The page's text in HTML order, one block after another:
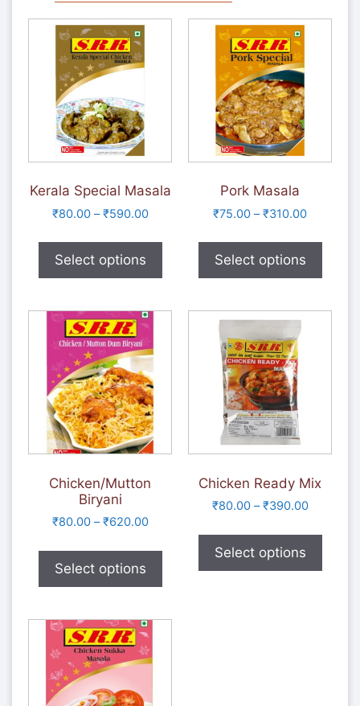
Kerala Special Masala
₹80.00–₹590.00
Select options
Pork Masala
₹75.00 –₹310.00
Select options
Chicken/Mutton
Biryani
₹80.00–₹620.00
Select options
Chicken Ready Mix
₹80.00–₹390.00
Select options